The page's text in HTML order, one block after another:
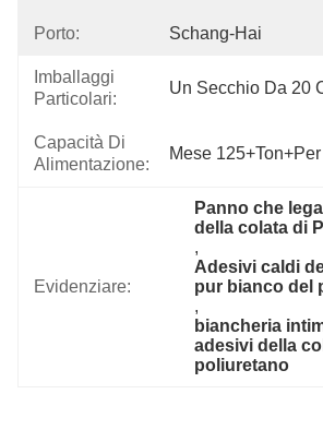
Porto: Schang-Hai
Imballaggi
Particolari:
Un Secchio Da 20
Capacità Di
Alimentazione:
Mese 125+Ton+per
Evidenziare:
Panno che
della colata di
,
Adesivi caldi
pur bianco del
,
biancheria
adesivi della
poliuretano